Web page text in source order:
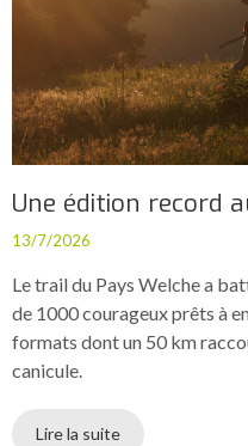
Une édition record
13/7/2026
Le trail du Pays Welche a
de 1000 courageux prêts à
formats dont un 50 km
canicule.
Lire la suite